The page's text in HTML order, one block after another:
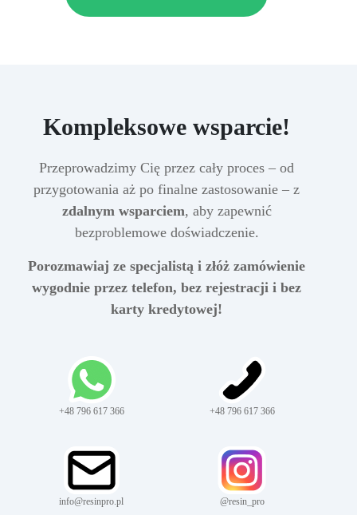
Kompleksowe wsparcie!
Przeprowadzimy Cię przez cały proces – od
przygotowania aż po finalne zastosowanie – z
zdalnym wsparciem, aby zapewnić
bezproblemowe doświadczenie.
Porozmawiaj ze specjalistą i złóż zamówienie
wygodnie przez telefon, bez rejestracji i bez
karty kredytowej!
+48 796 617 366 +48 796 617 366
info@resinpro.pl @resin_pro